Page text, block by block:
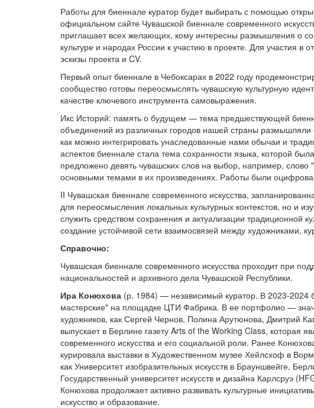
Работы для биеннале куратор будет выбирать с помощью
официальном сайте Чувашской биеннале современного
приглашает всех желающих, кому интересны размышления о
культуре и народах России к участию в проекте. Для участия в
эскизы проекта и CV.
Первый опыт биеннале в Чебоксарах в 2022 году
сообщество готовы переосмыслять чувашскую культурную
качестве ключевого инструмента самовыражения.
Икс Историй: память о будущем — тема предшествующей
объединений из различных городов нашей страны размышляли
как можно интегрировать унаследованные нами обычаи и
аспектов биеннале стала тема сохранности языка, которой
предложено девять чувашских слов на выбор, например, слово
основными темами в их произведениях. Работы были
II Чувашская биеннале современного искусства,
для переосмысления локальных культурных контекстов, но и
служить средством сохранения и актуализации традиционной
создание устойчивой сети взаимосвязей между художниками,
Справочно:
Чувашская биеннале современного искусства проходит при
национальностей и архивного дела Чувашской Республики.
Ира Конюхова (р. 1984) — независимый куратор. В 2023-
мастерские" на площадке ЦТИ Фабрика. В ее портфолио —
художников, как Сергей Чернов, Полина Арутюнова, Дмитрий
выпускает в Берлине газету Arts of the Working Class, которая
современного искусства и его социальной роли. Ранее
курировала выставки в Художественном музее Хейлсхоф в
как Университет изобразительных искусств в Брауншвейге,
Государственный университет искусств и дизайна Карлсруэ
Конюхова продолжает активно развивать культурные
искусство и образование.